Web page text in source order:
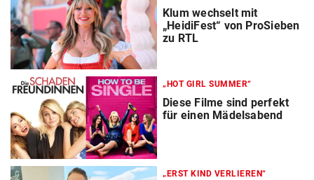
Klum wechselt mit
„HeidiFest“ von ProSieben
zu RTL
„HOT GIRL SUMMER“
Diese Filme sind perfekt
für einen Mädelsabend
„ERST KIND VERLIEREN“